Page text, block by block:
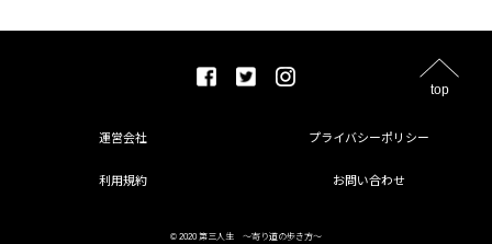
top
運営会社 プライバシーポリシー
利用規約 お問い合わせ
© 2020 第三人生 〜寄り道の歩き方〜